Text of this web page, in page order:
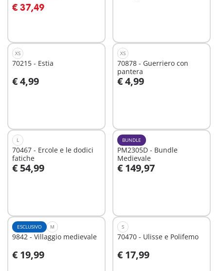
€ 37,49
XS
70215 - Estia
€ 4,99
Aggiungi al carrello
XS
70878 - Guerriero con
pantera
€ 4,99
Aggiungi al carrello
L
70467 - Ercole e le dodici
fatiche
€ 54,99
Aggiungi al carrello
BUNDLE
PM2305D - Bundle
Medievale
€ 149,97
Aggiungi al carrello
ESCLUSIVO M
9842 - Villaggio medievale
€ 19,99
S
70470 - Ulisse e Polifemo
€ 17,99